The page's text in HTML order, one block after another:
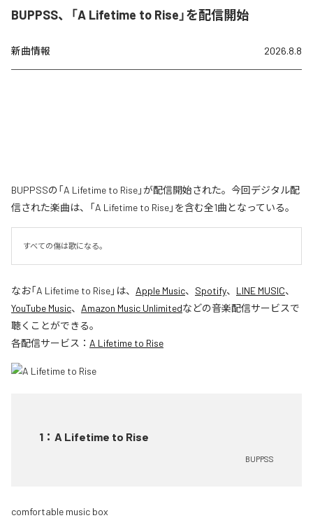
BUPPSS、「A Lifetime to Rise」を配信開始
新曲情報 2026.8.8
BUPPSSの「A Lifetime to Rise」が配信開始された。今回デジタル配
信された楽曲は、「A Lifetime to Rise」を含む全1曲となっている。
すべての傷は歌になる。
なお「A Lifetime to Rise」は、 Apple Music、 Spotify、 LINE MUSIC、
YouTube Music、 Amazon Music Unlimitedなどの音楽配信サービスで
聴くことができる。
各配信サービス： A Lifetime to Rise
1 ： A Lifetime to Rise
BUPPSS
comfortable music box